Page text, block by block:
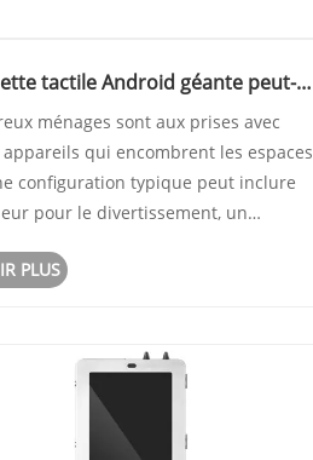
tactile Android géante peut-
à la maison ?
ménages sont aux prises avec
qui encombrent les espaces
configuration typique peut inclure
pour le divertissement, un
une navigation ou un
PLUS